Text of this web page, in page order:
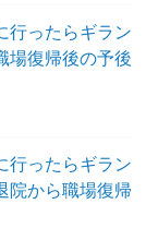
行ったらギラン
場復帰後の予後
行ったらギラン
院から職場復帰